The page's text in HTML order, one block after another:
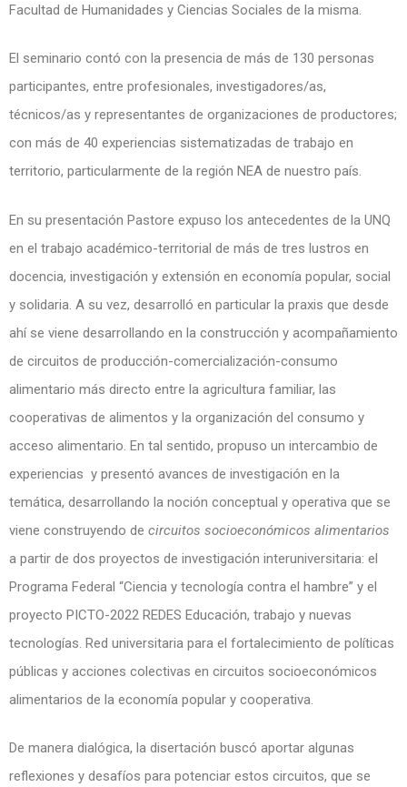
Facultad de Humanidades y Ciencias Sociales de la misma.
El seminario contó con la presencia de más de 130 personas
participantes, entre profesionales, investigadores/as,
técnicos/as y representantes de organizaciones de productores;
con más de 40 experiencias sistematizadas de trabajo en
territorio, particularmente de la región NEA de nuestro país.
En su presentación Pastore expuso los antecedentes de la UNQ
en el trabajo académico-territorial de más de tres lustros en
docencia, investigación y extensión en economía popular, social
y solidaria. A su vez, desarrolló en particular la praxis que desde
ahí se viene desarrollando en la construcción y acompañamiento
de circuitos de producción-comercialización-consumo
alimentario más directo entre la agricultura familiar, las
cooperativas de alimentos y la organización del consumo y
acceso alimentario. En tal sentido, propuso un intercambio de
experiencias y presentó avances de investigación en la
temática, desarrollando la noción conceptual y operativa que se
viene construyendo de circuitos socioeconómicos alimentarios
a partir de dos proyectos de investigación interuniversitaria: el
Programa Federal “Ciencia y tecnología contra el hambre” y el
proyecto PICTO-2022 REDES Educación, trabajo y nuevas
tecnologías. Red universitaria para el fortalecimiento de políticas
públicas y acciones colectivas en circuitos socioeconómicos
alimentarios de la economía popular y cooperativa.
De manera dialógica, la disertación buscó aportar algunas
reflexiones y desafíos para potenciar estos circuitos, que se